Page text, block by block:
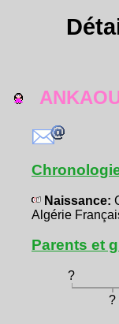
Naissance:
Algérie
Parents et
?
?